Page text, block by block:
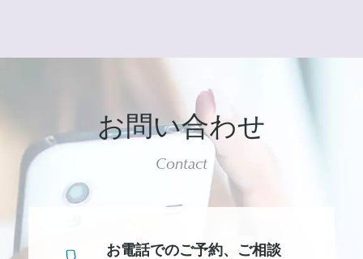
お問い合わせ
Contact
お電話でのご予約、 ご相談